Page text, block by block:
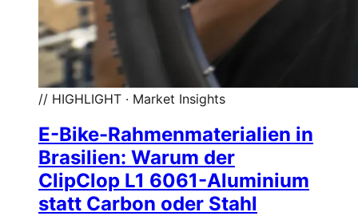
// HIGHLIGHT · Market Insights
E-Bike-Rahmenmaterialien in
Brasilien: Warum der
ClipClop L1 6061-Aluminium
statt Carbon oder Stahl